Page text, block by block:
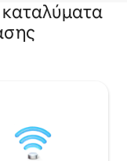
καταλύματα